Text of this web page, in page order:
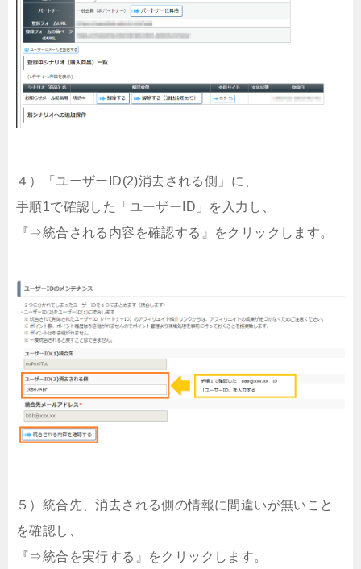
４）「ユーザーID(2)消去される側」に、
手順1で確認した「ユーザーID」を入力し、
『⇒統合される内容を確認する』をクリックします。
５）統合先、消去される側の情報に間違いが無いこと
を確認し、
『⇒統合を実行する』をクリックします。